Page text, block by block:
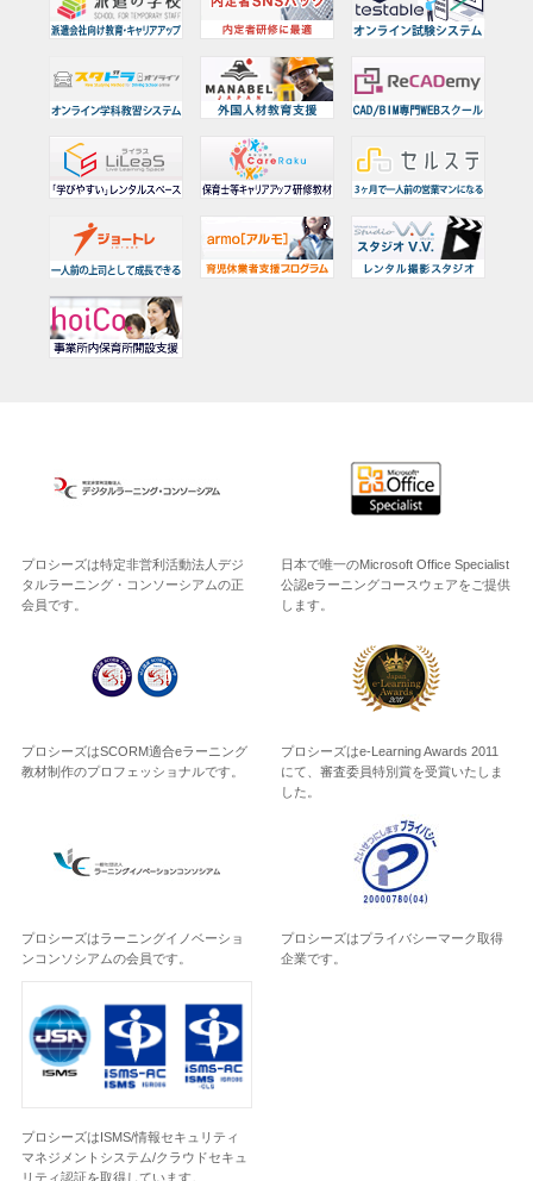
プロシーズは特定非営利活動法人デジ
タルラーニング・コンソーシアムの正
会員です。
日本で唯一のMicrosoft Office Specialist
公認eラーニングコースウェアをご提供
します。
プロシーズはSCORM適合eラーニング
教材制作のプロフェッショナルです。
プロシーズはe-Learning Awards 2011
にて、審査委員特別賞を受賞いたしま
した。
プロシーズはラーニングイノベーショ
ンコンソシアムの会員です。
プロシーズはプライバシーマーク取得
企業です。
プロシーズはISMS/情報セキュリティ
マネジメントシステム/クラウドセキュ
リティ認証を取得しています。